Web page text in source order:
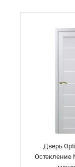
Дверь